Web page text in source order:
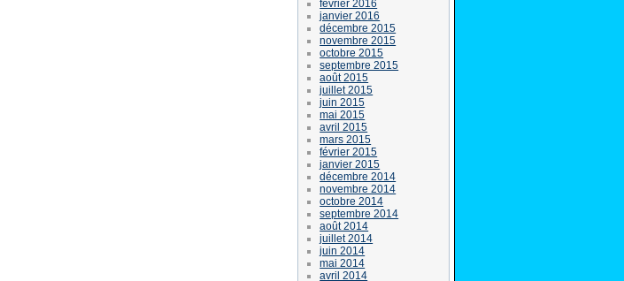
février 2016
janvier 2016
décembre 2015
novembre 2015
octobre 2015
septembre 2015
août 2015
juillet 2015
juin 2015
mai 2015
avril 2015
mars 2015
février 2015
janvier 2015
décembre 2014
novembre 2014
octobre 2014
septembre 2014
août 2014
juillet 2014
juin 2014
mai 2014
avril 2014